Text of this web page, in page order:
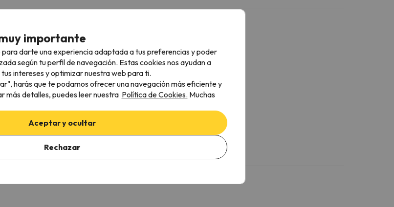
importante
darte una experiencia adaptada a tus preferencias y poder
según tu perfil de navegación. Estas cookies nos ayudan a
intereses y optimizar nuestra web para ti.
harás que te podamos ofrecer una navegación más eficiente y
más detalles, puedes leer nuestra Política de Cookies. Muchas
Aceptar y ocultar
Rechazar